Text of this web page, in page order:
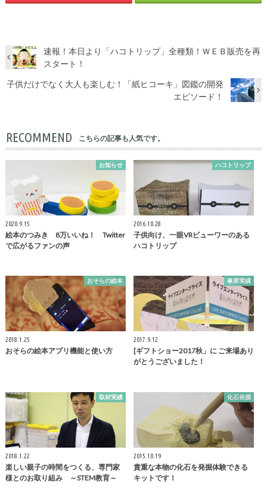
速報！本日より「ハコトリップ」全種類！ＷＥＢ販売を再
スタート！
子供だけでなく大人も楽しむ！「紙ヒコーキ」図鑑の開発
エピソード！
RECOMMEND こちらの記事も人気です。
お知らせ
2020.9.15
絵本のつみき 8万いいね！ Twitter
で広がるファンの声
ハコトリップ
2016.10.28
子供向け、一眼VRビューワーのある
ハコトリップ
おそらの絵本
2018.1.25
おそらの絵本アプリ機能と使い方
事業実績
2017.9.12
[ギフトショー2017秋」に ご来場あり
がとうございました！
取材実績
2018.1.22
楽しい親子の時間をつくる、専門家
様とのお取り組み ～STEM教育～
化石発掘
2015.10.19
貴重な本物の化石を発掘体験できる
キットです！